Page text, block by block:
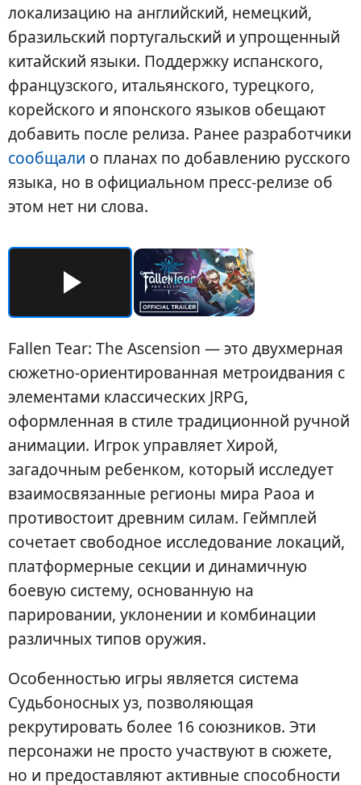
локализацию на английский, немецкий,
бразильский португальский и упрощенный
китайский языки. Поддержку испанского,
французского, итальянского, турецкого,
корейского и японского языков обещают
добавить после релиза. Ранее разработчики
сообщали о планах по добавлению русского
языка, но в официальном пресс-релизе об
этом нет ни слова.
Fallen Tear: The Ascension — это двухмерная
сюжетно-ориентированная метроидвания с
элементами классических JRPG,
оформленная в стиле традиционной ручной
анимации. Игрок управляет Хирой,
загадочным ребенком, который исследует
взаимосвязанные регионы мира Раоа и
противостоит древним силам. Геймплей
сочетает свободное исследование локаций,
платформерные секции и динамичную
боевую систему, основанную на
парировании, уклонении и комбинации
различных типов оружия.
Особенностью игры является система
Судьбоносных уз, позволяющая
рекрутировать более 16 союзников. Эти
персонажи не просто участвуют в сюжете,
но и предоставляют активные способности